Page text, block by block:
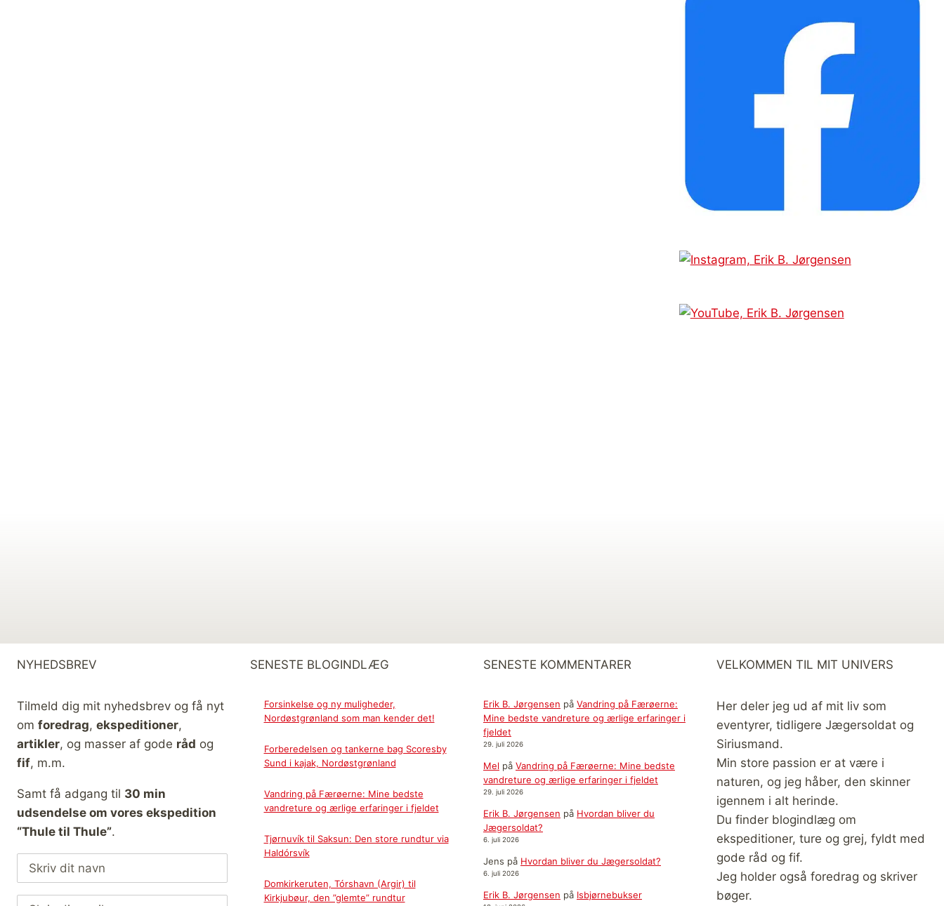
NYHEDSBREV
Tilmeld dig mit nyhedsbrev og få nyt
om foredrag, ekspeditioner,
artikler, og masser af gode råd og
fif, m.m.
Samt få adgang til 30 min
udsendelse om vores ekspedition
“Thule til Thule”.
SENESTE BLOGINDLÆG
Forsinkelse og ny muligheder,
Nordøstgrønland som man kender det!
Forberedelsen og tankerne bag Scoresby
Sund i kajak, Nordøstgrønland
Vandring på Færøerne: Mine bedste
vandreture og ærlige erfaringer i fjeldet
Tjørnuvík til Saksun: Den store rundtur via
Haldórsvík
Domkirkeruten, Tórshavn (Argir) til
Kirkjubøur, den ”glemte” rundtur
SENESTE KOMMENTARER
Erik B. Jørgensen på Vandring på Færøerne:
Mine bedste vandreture og ærlige erfaringer i
fjeldet
29. juli 2026
Mel på Vandring på Færøerne: Mine bedste
vandreture og ærlige erfaringer i fjeldet
29. juli 2026
Erik B. Jørgensen på Hvordan bliver du
Jægersoldat?
6. juli 2026
Jens på Hvordan bliver du Jægersoldat?
6. juli 2026
Erik B. Jørgensen på Isbjørnebukser
VELKOMMEN TIL MIT UNIVERS
Her deler jeg ud af mit liv som
eventyrer, tidligere Jægersoldat og
Siriusmand.
Min store passion er at være i
naturen, og jeg håber, den skinner
igennem i alt herinde.
Du finder blogindlæg om
ekspeditioner, ture og grej, fyldt med
gode råd og fif.
Jeg holder også foredrag og skriver
bøger.